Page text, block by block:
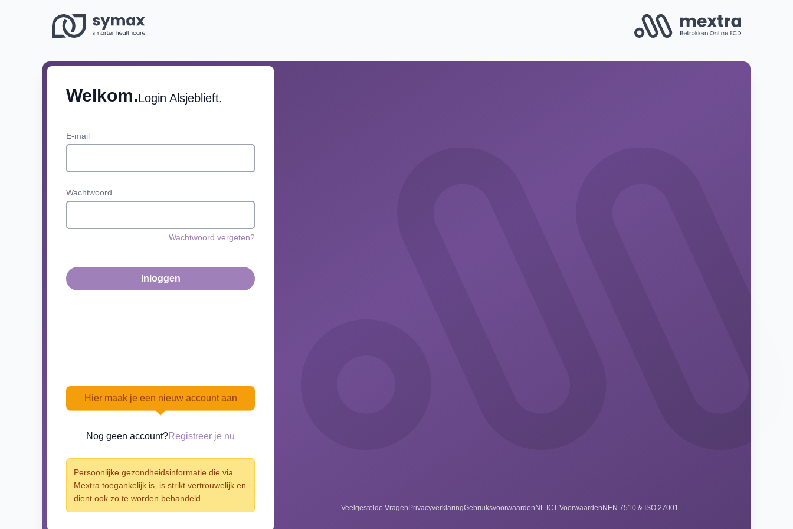
Welkom.Login Alsjeblieft.
E-mail
Wachtwoord
Wachtwoord vergeten?
Inloggen
Hier maak je een nieuw account aan
Nog geen account?Registreer je nu
Persoonlijke gezondheidsinformatie die via
Mextra toegankelijk is, is strikt vertrouwelijk en
dient ook zo te worden behandeld.
Veelgestelde Vragen PrivacyverklaringGebruiksvoorwaarden NL ICT Voorwaarden NEN 7510 & ISO 27001